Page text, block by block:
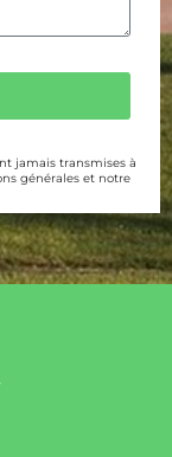
jamais transmises à
générales et notre